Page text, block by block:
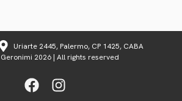
Uriarte 2445, Palermo, CP 1425, CABA
2026 | All rights reserved